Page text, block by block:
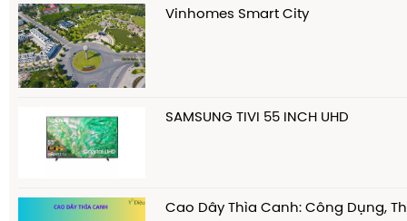
Vinhomes Smart City
SAMSUNG TIVI 55 INCH UHD
Cao Dây Thìa Canh: Công Dụng,